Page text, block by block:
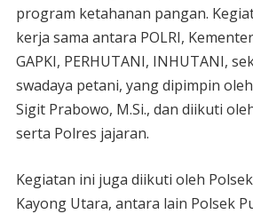
program ketahanan pangan.
kerja sama antara POLRI,
GAPKI, PERHUTANI, INHUTANI,
swadaya petani, yang dipimpin
Sigit Prabowo, M.Si., dan diikuti
serta Polres jajaran.
Kegiatan ini juga diikuti oleh
Kayong Utara, antara lain Polsek